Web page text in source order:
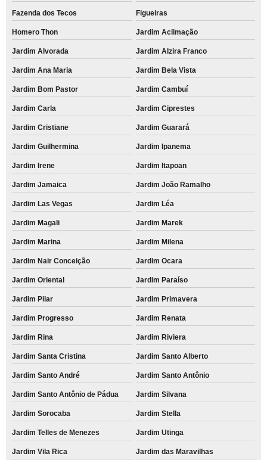
Fazenda dos Tecos Figueiras
Homero Thon Jardim Aclimação
Jardim Alvorada Jardim Alzira Franco
Jardim Ana Maria Jardim Bela Vista
Jardim Bom Pastor Jardim Cambuí
Jardim Carla Jardim Ciprestes
Jardim Cristiane Jardim Guarará
Jardim Guilhermina Jardim Ipanema
Jardim Irene Jardim Itapoan
Jardim Jamaica Jardim João Ramalho
Jardim Las Vegas Jardim Léa
Jardim Magali Jardim Marek
Jardim Marina Jardim Milena
Jardim Nair Conceição Jardim Ocara
Jardim Oriental Jardim Paraíso
Jardim Pilar Jardim Primavera
Jardim Progresso Jardim Renata
Jardim Rina Jardim Riviera
Jardim Santa Cristina Jardim Santo Alberto
Jardim Santo André Jardim Santo Antônio
Jardim Santo Antônio de Pádua Jardim Silvana
Jardim Sorocaba Jardim Stella
Jardim Telles de Menezes Jardim Utinga
Jardim Vila Rica Jardim das Maravilhas